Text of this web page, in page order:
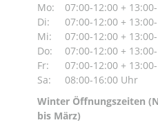
Mo:
07:00-12:00 +
Di:
07:00-12:00 +
Mi:
07:00-12:00 +
Do:
07:00-12:00 +
Fr:
07:00-12:00 +
Sa:
08:00-16:00 Uhr
Winter Öffnungszeiten
bis März)